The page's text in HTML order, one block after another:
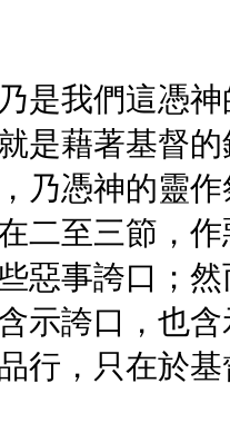
是我們這憑
是藉著基督
乃憑神的靈
二至三節，
惡事誇口；
示誇口，也
行，只在於基